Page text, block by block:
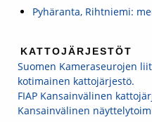
Pyhäranta, Rihtniemi:
KATTOJÄRJESTÖT
Suomen Kameraseurojen
kotimainen kattojärjestö.
FIAP Kansainvälinen
Kansainvälinen